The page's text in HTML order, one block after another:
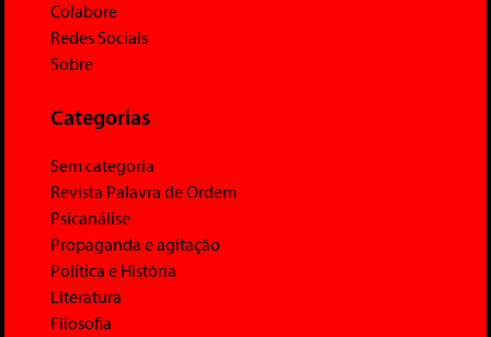
Colabore
Redes Sociais
Sobre
Categorias
Sem categoria
Revista Palavra de Ordem
Psicanálise
Propaganda e agitação
Política e História
Literatura
Filosofia